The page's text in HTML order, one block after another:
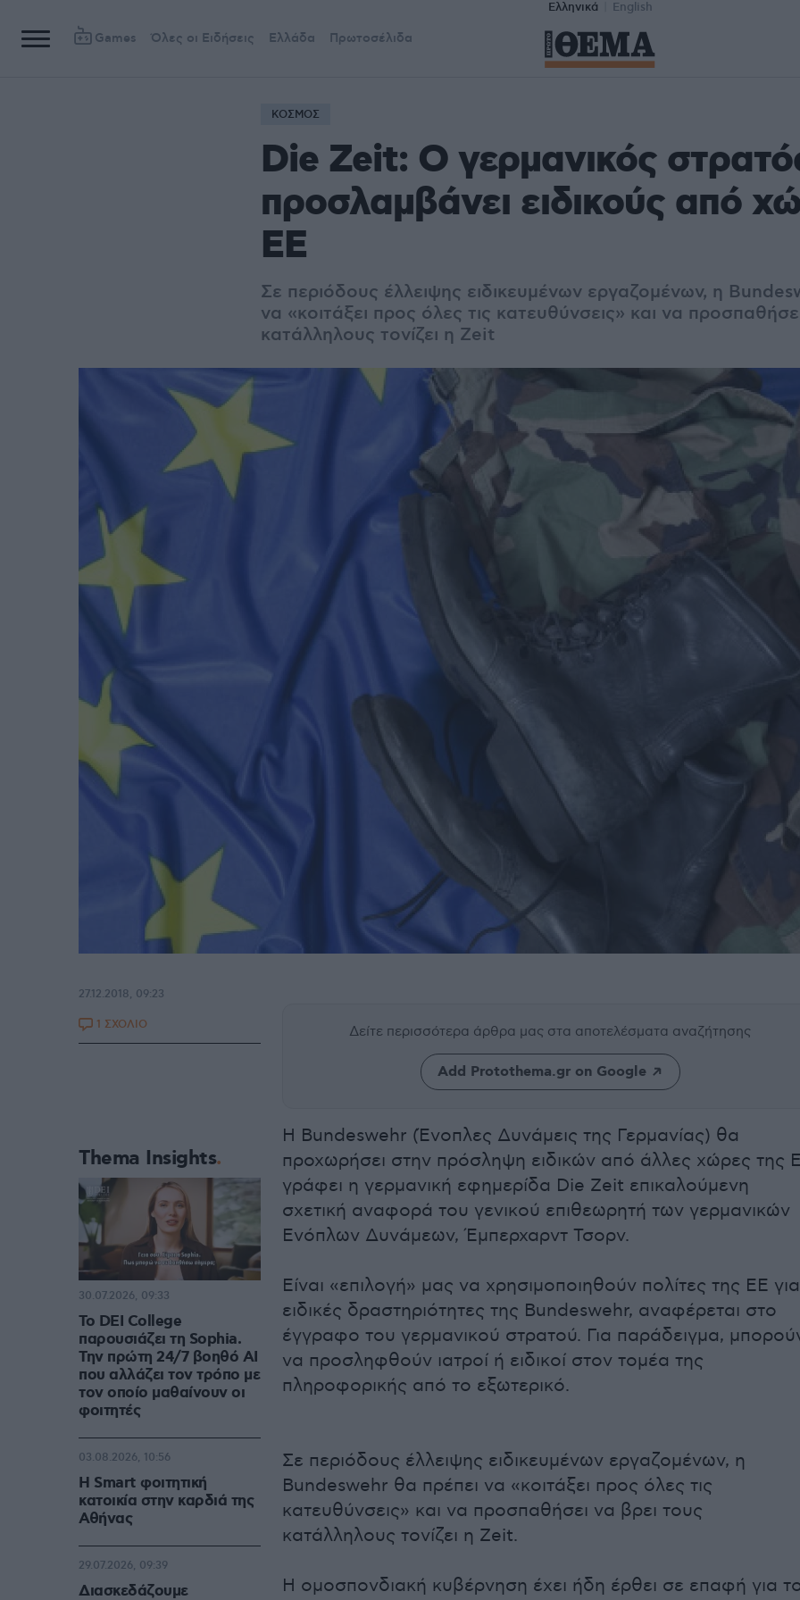
Ελληνικά English
Games Όλες οι Ειδήσεις Ελλάδα Πρωτοσέλιδα
ΚΟΣΜΟΣ
Die Zeit: Ο γερμανικός
προσλαμβάνει ειδικούς από
ΕΕ
Σε περιόδους έλλειψης ειδικευμένων εργαζομένων, η
να «κοιτάξει προς όλες τις κατευθύνσεις» και να
κατάλληλους τονίζει η Zeit
Δείτε περισσότερα άρθρα μας στα αποτελέσματα αναζήτησης
Add Protothema.gr on Google
Η Bundeswehr (Ένοπλες Δυνάμεις της Γερμανίας) θα
προχωρήσει στην πρόσληψη ειδικών από άλλες χώρες της
γράφει η γερμανική εφημερίδα Die Zeit επικαλούμενη
σχετική αναφορά του γενικού επιθεωρητή των γερμανικών
Ενόπλων Δυνάμεων, Έμπερχαρντ Τσορν.
Είναι «επιλογή» μας να χρησιμοποιηθούν πολίτες της ΕΕ για
ειδικές δραστηριότητες της Bundeswehr, αναφέρεται στο
έγγραφο του γερμανικού στρατού. Για παράδειγμα,
να προσληφθούν ιατροί ή ειδικοί στον τομέα της
πληροφορικής από το εξωτερικό.
Σε περιόδους έλλειψης ειδικευμένων εργαζομένων, η
Bundeswehr θα πρέπει να «κοιτάξει προς όλες τις
κατευθύνσεις» και να προσπαθήσει να βρει τους
κατάλληλους τονίζει η Zeit.
Η ομοσπονδιακή κυβέρνηση έχει ήδη έρθει σε επαφή για
27.12.2018, 09:23
1 ΣΧΟΛΙΟ
Thema Insights
Το DEI College
παρουσιάζει τη Sophia.
Την πρώτη 24/7 βοηθό AI
που αλλάζει τον τρόπο με
τον οποίο μαθαίνουν οι
φοιτητές
30.07.2026, 09:33
Η Smart φοιτητική
κατοικία στην καρδιά της
Αθήνας
03.08.2026, 10:56
Διασκεδάζουμε
29.07.2026, 09:39